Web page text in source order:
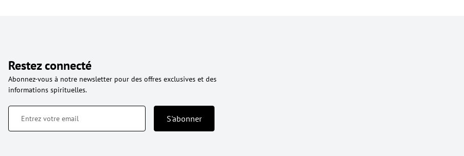
Restez connecté
Abonnez-vous à notre newsletter pour des offres exclusives et des
informations spirituelles.
S'abonner